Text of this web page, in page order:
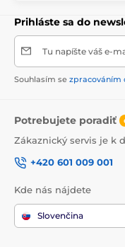
Prihláste sa do
Tu napíšte váš e-
Souhlasím se zpracováním
Potrebujete poradiť
Zákaznický servis je k
+420 601 009 001
Kde nás nájdete
Slovenčina